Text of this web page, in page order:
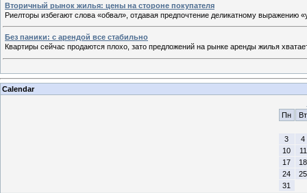
Вторичный рынок жилья: цены на стороне покупателя
Риелторы избегают слова «обвал», отдавая предпочтение деликатному выражению
Без паники: с арендой все стабильно
Квартиры сейчас продаются плохо, зато предложений на рынке аренды жилья
Calendar
Пн
Вт
3
4
10
11
17
18
24
25
31